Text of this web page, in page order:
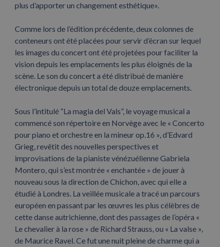
plus d’apporter un changement esthétique».
Comme lors de l’édition précédente, deux colonnes de
conteneurs ont été placées pour servir d’écran sur lequel
les images du concert ont été projetées pour faciliter la
vision depuis les emplacements les plus éloignés de la
scène. Le son du concert a été distribué de manière
électronique depuis un total de douze emplacements.
Sous l’intitulé “La magia del Vals”, le voyage musical a
commencé son répertoire en Norvège avec le « Concerto
pour piano et orchestre en la mineur op.16 », d’Edvard
Grieg, revêtit des nouvelles perspectives et
improvisations de la pianiste vénézuélienne Gabriela
Montero, qui s’est montrée « enchantée » de jouer à
nouveau sous la direction de Chichon, avec qui elle a
étudié à Londres. La veillée musicale a tracé un parcours
européen en passant par les œuvres les plus célèbres de
cette danse autrichienne, dont des passages de l’opéra «
Le chevalier à la rose » de Richard Strauss, ou « La valse »,
de Maurice Ravel. Ce fut une nuit pleine de charme qui a